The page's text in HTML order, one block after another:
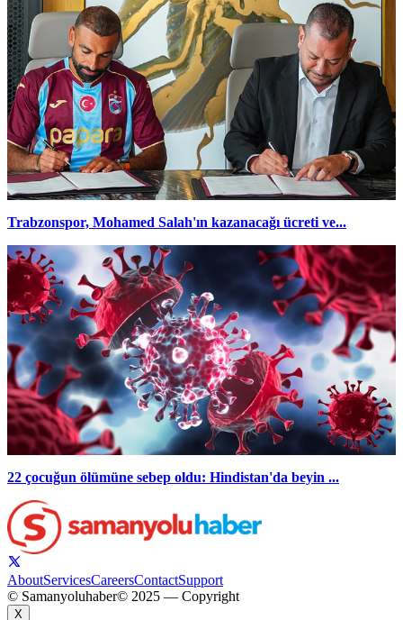
Trabzonspor, Mohamed Salah'ın kazanacağı ücreti ve...
22 çocuğun ölümüne sebep oldu: Hindistan'da beyin ...
AboutServicesCareersContactSupport
© Samanyoluhaber© 2025 — Copyright
X